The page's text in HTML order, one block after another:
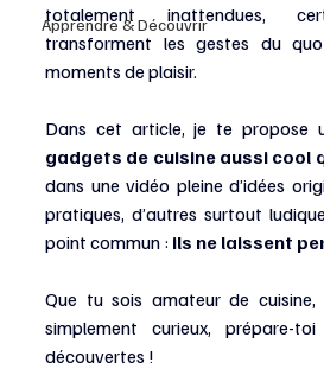
Apprendre & Découvrir
totalement inattendues,
transforment les gestes du
moments de plaisir.
Dans cet article, je te propose
gadgets de cuisine aussi cool
dans une vidéo pleine d’idées
pratiques, d’autres surtout
point commun : ils ne laissent
Que tu sois amateur de
simplement curieux, prépare-
découvertes !